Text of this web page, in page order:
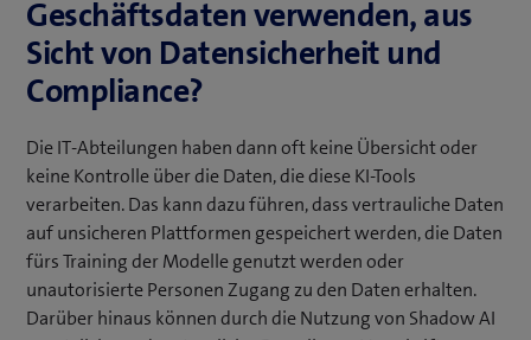
u
e
s
F
e
n
s
e
r
)
Geschäftsdaten verwenden, aus
Sicht von Datensicherheit und
Compliance?
Die IT-Abteilungen haben dann oft keine Übersicht oder
keine Kontrolle über die Daten, die diese KI-Tools
verarbeiten. Das kann dazu führen, dass vertrauliche Daten
auf unsicheren Plattformen gespeichert werden, die Daten
fürs Training der Modelle genutzt werden oder
unautorisierte Personen Zugang zu den Daten erhalten.
Darüber hinaus können durch die Nutzung von Shadow AI